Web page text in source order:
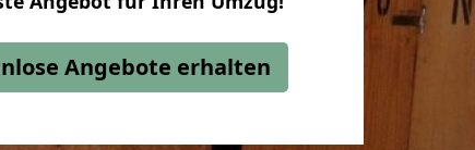
Angebote erhalten